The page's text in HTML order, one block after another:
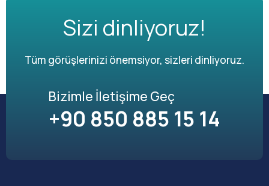
Sizi dinliyoruz!
Tüm görüşlerinizi önemsiyor, sizleri dinliyoruz.
Bizimle İletişime Geç
+90 850 885 15 14